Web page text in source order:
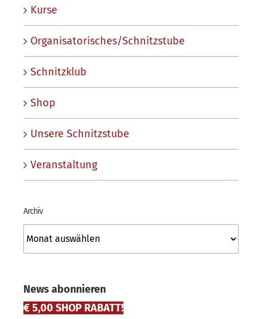
Kurse
Organisatorisches/Schnitzstube
Schnitzklub
Shop
Unsere Schnitzstube
Veranstaltung
Archiv
Archiv
News abonnieren
€ 5,00 SHOP RABATT!